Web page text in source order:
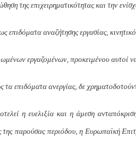
της επιχειρηματικότητας και την
επιδόματα αναζήτησης εργασίας,
εργαζομένων, προκειμένου αυτοί
τα επιδόματα ανεργίας, δε
η ευελιξία και η άμεση
της παρούσας περιόδου, η Ευρωπαϊκή